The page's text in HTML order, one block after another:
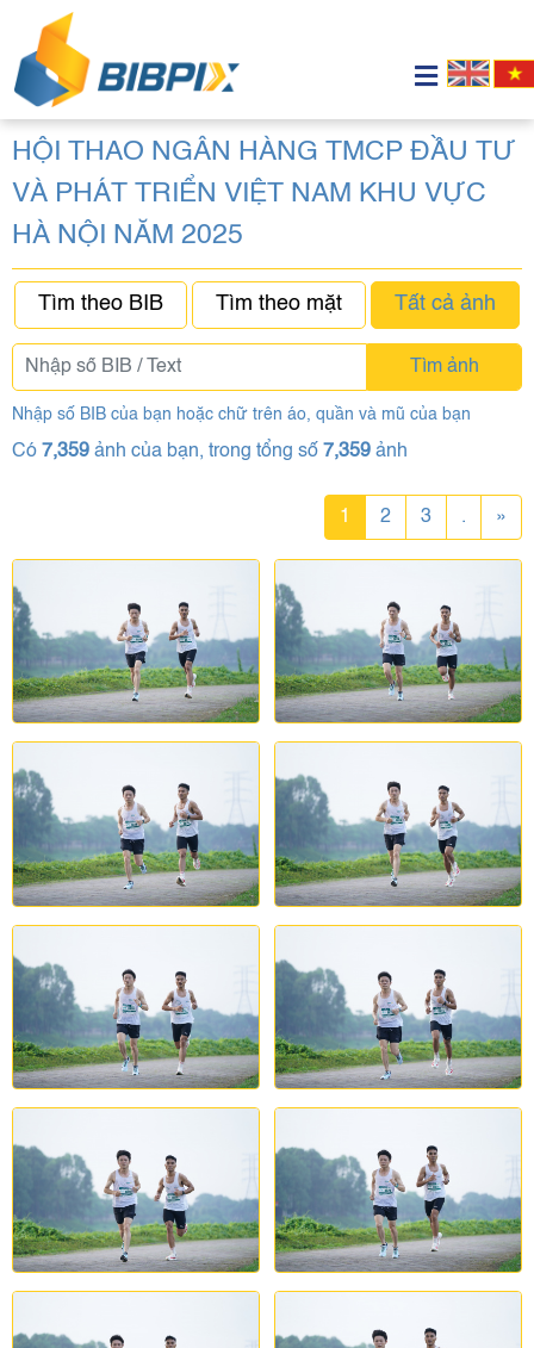
HỘI THAO NGÂN HÀNG TMCP ĐẦU TƯ
VÀ PHÁT TRIỂN VIỆT NAM KHU VỰC
HÀ NỘI NĂM 2025
Tìm theo BIB Tìm theo mặt Tất cả ảnh
Tìm ảnh
Nhập số BIB của bạn hoặc chữ trên áo, quần và mũ của bạn
Có 7,359 ảnh của bạn, trong tổng số 7,359 ảnh
1 2 3 . »